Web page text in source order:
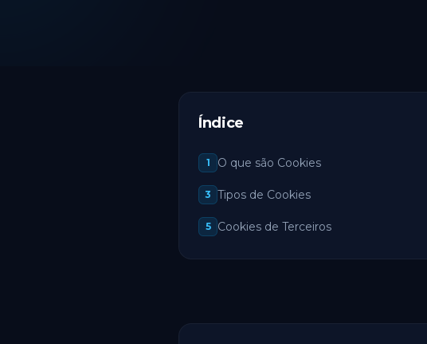
Índice
1 O que são Cookies
3 Tipos de Cookies
5 Cookies de Terceiros